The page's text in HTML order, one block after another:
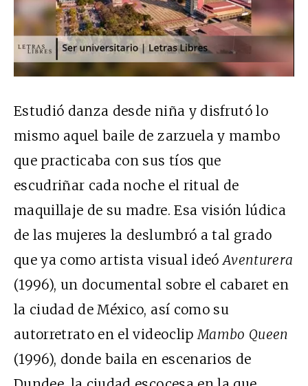
Estudió danza desde niña y disfrutó lo
mismo aquel baile de zarzuela y mambo
que practicaba con sus tíos que
escudriñar cada noche el ritual de
maquillaje de su madre. Esa visión lúdica
de las mujeres la deslumbró a tal grado
que ya como artista visual ideóAventurera
(1996), un documental sobre el cabaret en
la ciudad de México, así como su
autorretrato en el videoclipMambo Queen
(1996), donde baila en escenarios de